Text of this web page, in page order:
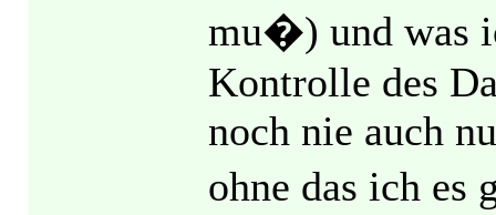
mu�) und was
Kontrolle des
noch nie auch
ohne das ich